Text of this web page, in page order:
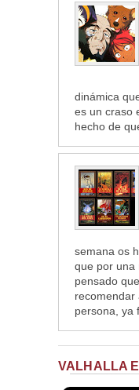
dinámica
es un craso
hecho de
semana os
que por una
pensado
recomendar
persona, ya
VALHALLA